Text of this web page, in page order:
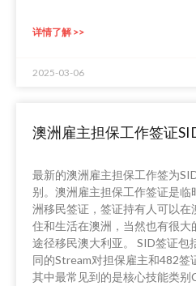
详情了解 >>
2025-03-06
澳洲雇主担保工作签证
最新的澳洲雇主担保工作签为
别。澳洲雇主担保工作签证是
洲移民签证，签证持有人可以
住和生活在澳洲，当然也有很
途径移民澳大利亚。 SID签证包
同的Stream对担保雇主和482签
其中最常见到的是核心技能类别